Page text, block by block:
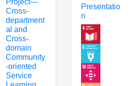
Cross-
department
al and
Cross-
domain
Community
-oriented
Service
Presentatio
n